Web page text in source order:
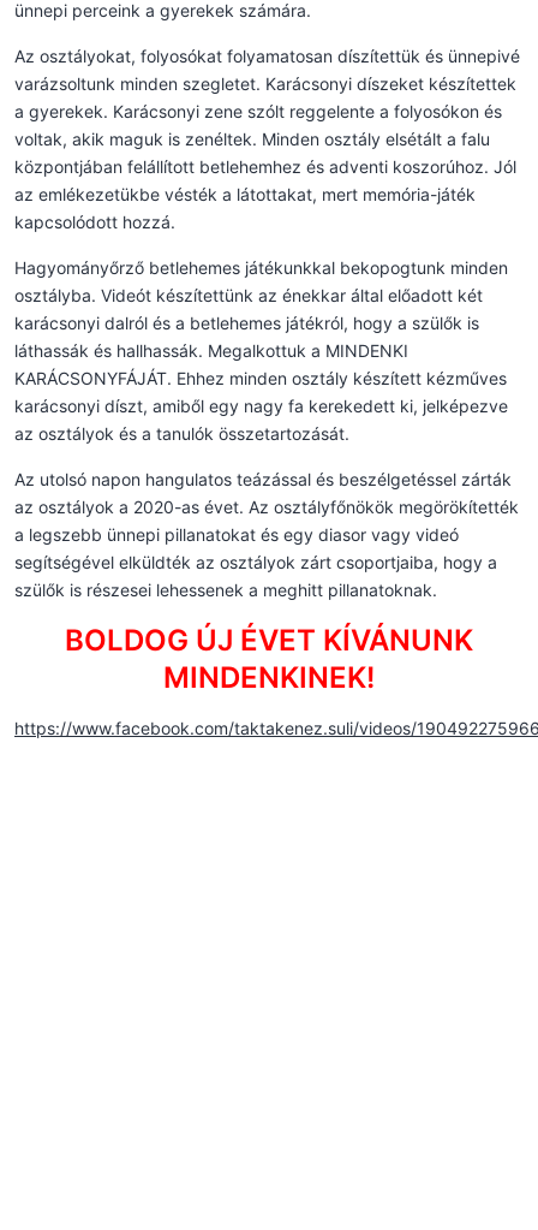
ünnepi perceink a gyerekek számára.
Az osztályokat, folyosókat folyamatosan díszítettük és ünnepivé
varázsoltunk minden szegletet. Karácsonyi díszeket készítettek
a gyerekek. Karácsonyi zene szólt reggelente a folyosókon és
voltak, akik maguk is zenéltek. Minden osztály elsétált a falu
központjában felállított betlehemhez és adventi koszorúhoz. Jól
az emlékezetükbe vésték a látottakat, mert memória-játék
kapcsolódott hozzá.
Hagyományőrző betlehemes játékunkkal bekopogtunk minden
osztályba. Videót készítettünk az énekkar által előadott két
karácsonyi dalról és a betlehemes játékról, hogy a szülők is
láthassák és hallhassák. Megalkottuk a MINDENKI
KARÁCSONYFÁJÁT. Ehhez minden osztály készített kézműves
karácsonyi díszt, amiből egy nagy fa kerekedett ki, jelképezve
az osztályok és a tanulók összetartozását.
Az utolsó napon hangulatos teázással és beszélgetéssel zárták
az osztályok a 2020-as évet. Az osztályfőnökök megörökítették
a legszebb ünnepi pillanatokat és egy diasor vagy videó
segítségével elküldték az osztályok zárt csoportjaiba, hogy a
szülők is részesei lehessenek a meghitt pillanatoknak.
BOLDOG ÚJ ÉVET KÍVÁNUNK
MINDENKINEK!
https://www.facebook.com/taktakenez.suli/videos/